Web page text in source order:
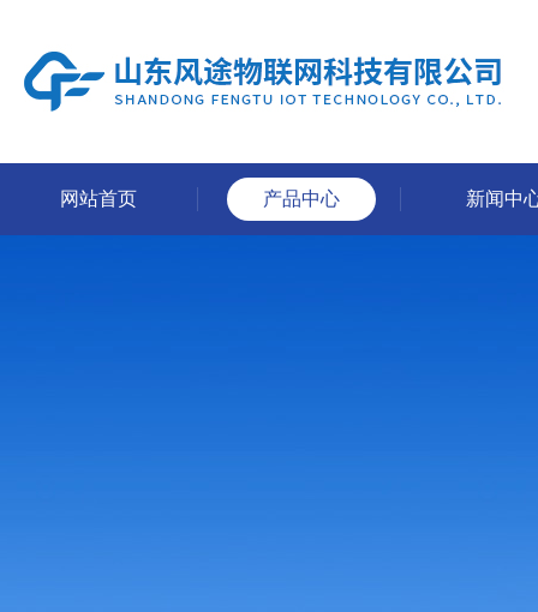
网站首页 产品中心 新闻中